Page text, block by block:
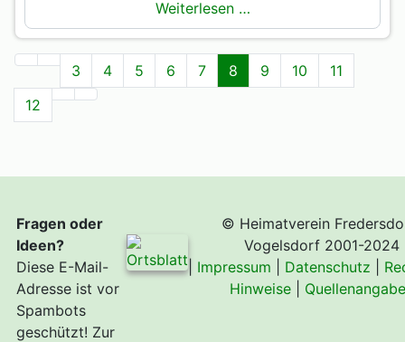
Weiterlesen …
3 4 5 6 7 8 9 10
11
12
Fragen oder
Ideen?
Diese E-Mail-
Adresse ist vor
Spambots
geschützt! Zur
© Heimatverein
Vogelsdorf 2001-2024
Impressum Datenschutz
Hinweise|